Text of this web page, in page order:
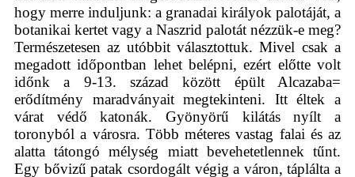
hogy merre induljunk: a granadai királyok palotáját, a
botanikai kertet vagy a Naszrid palotát nézzük-e meg?
Természetesen az utóbbit választottuk. Mivel csak a
megadott időpontban lehet belépni, ezért előtte volt
időnk a 9-13. század között épült Alcazaba=
erődítmény maradványait megtekinteni. Itt éltek a
várat védő katonák. Gyönyörű kilátás nyílt a
toronyból a városra. Több méteres vastag falai és az
alatta tátongó mélység miatt bevehetetlennek tűnt.
Egy bővizű patak csordogált végig a váron, táplálta a